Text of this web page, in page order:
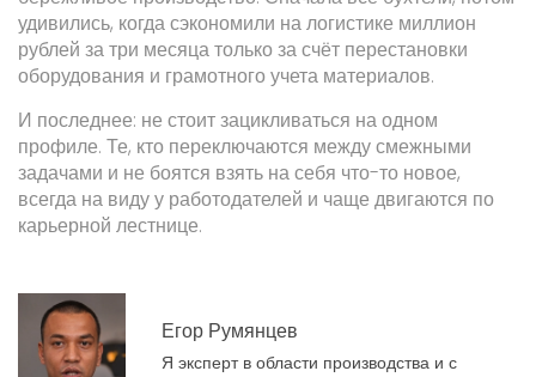
удивились, когда сэкономили на логистике миллион
рублей за три месяца только за счёт перестановки
оборудования и грамотного учета материалов.
И последнее: не стоит зацикливаться на одном
профиле. Те, кто переключаются между смежными
задачами и не боятся взять на себя что-то новое,
всегда на виду у работодателей и чаще двигаются по
карьерной лестнице.
Егор Румянцев
Я эксперт в области производства и с